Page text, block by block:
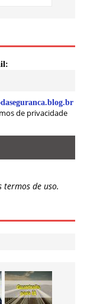
de privacidade
termos de uso.